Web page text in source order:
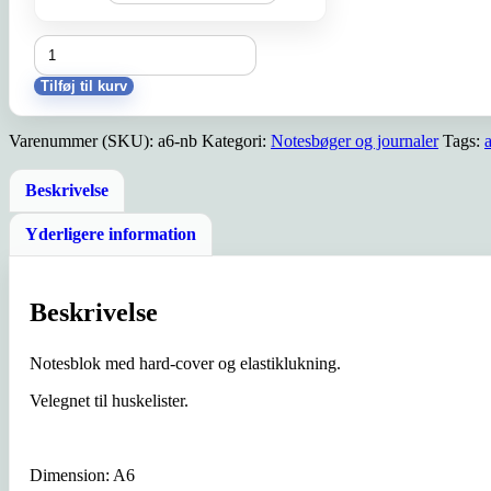
A6
notesblok
antal
Tilføj til kurv
Varenummer (SKU): a6-nb Kategori: Notesbøger og journaler Tags:
Beskrivelse
Yderligere information
Beskrivelse
Notesblok med hard-cover og elastiklukning.
Velegnet til huskelister.
Dimension: A6